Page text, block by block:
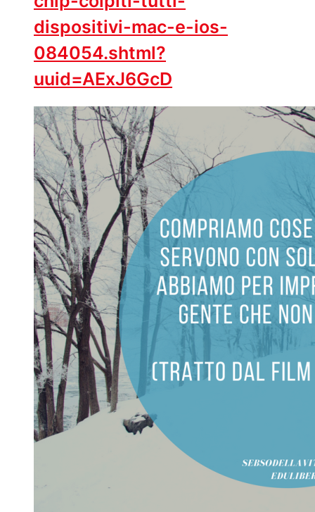
dispositivi-mac-e-ios-
084054.shtml?
uuid=AExJ6GcD